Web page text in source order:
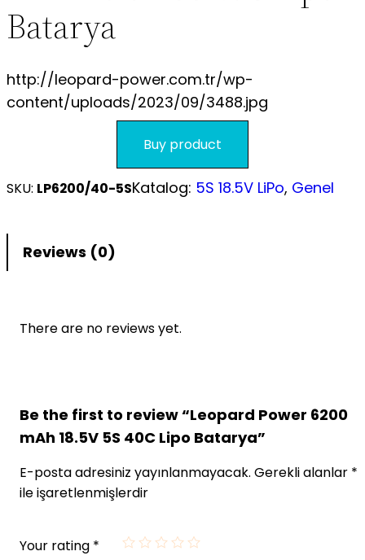
Batarya
http://leopard-power.com.tr/wp-
content/uploads/2023/09/3488.jpg
Buy product
SKU: LP6200/40-5SKatalog: 5S 18.5V LiPo, Genel
Reviews (0)
There are no reviews yet.
Be the first to review “Leopard Power 6200
mAh 18.5V 5S 40C Lipo Batarya”
E-posta adresiniz yayınlanmayacak. Gerekli alanlar *
ile işaretlenmişlerdir
Your rating *